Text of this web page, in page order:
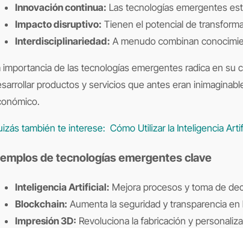
Innovación continua: Las tecnologías emergentes
Impacto disruptivo: Tienen el potencial de
Interdisciplinariedad: A menudo combinan
importancia de las tecnologías emergentes radica en su
productos y servicios que antes eran
también te interese: Cómo Utilizar la Inteligencia
de tecnologías emergentes clave
Inteligencia Artificial: Mejora procesos y toma de
Blockchain: Aumenta la seguridad y transparencia
Impresión 3D: Revoluciona la fabricación y